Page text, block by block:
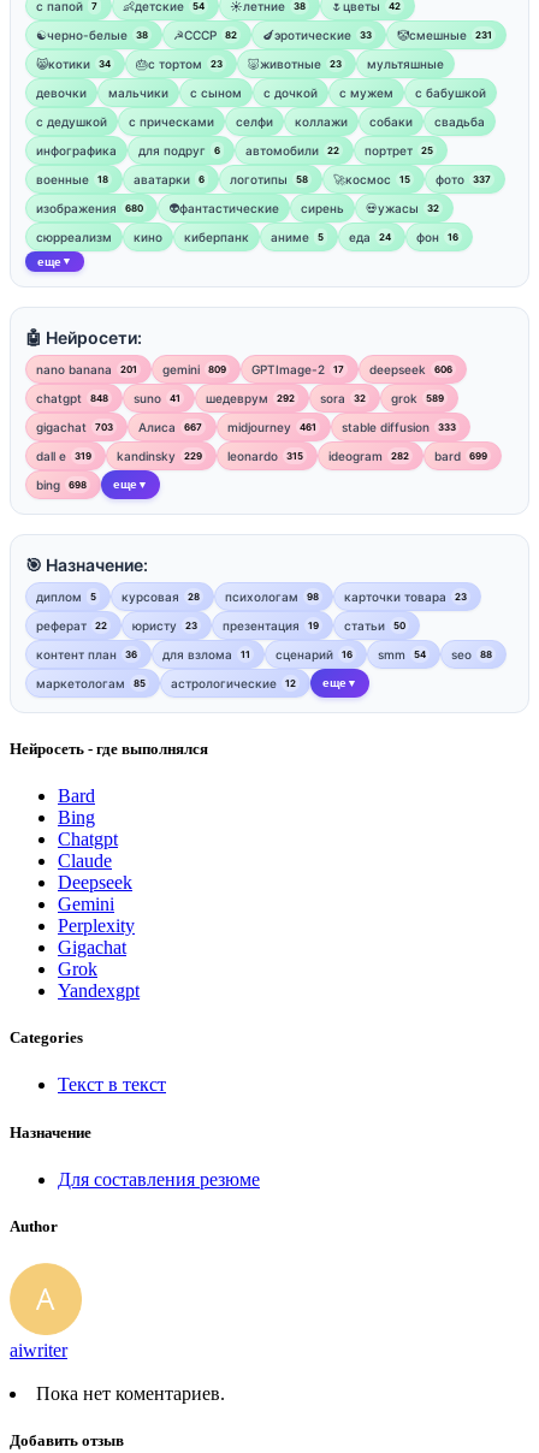
‍с папой 7 👶детские 54 ☀️летние 38 🌷цветы 42
☯︎черно-белые 38 ☭СССР 82 🍆эротические 33 🤡смешные 231
😸котики 34 🎂с тортом 23 🐷животные 23
мультяшные
девочки
мальчики с сыном с дочкой с мужем
с бабушкой
с дедушкой
с прическами селфи коллажи собаки
свадьба
инфографика
для подруг 6 автомобили 22 портрет 25
военные 18 аватарки 6 логотипы 58 🚀космос 15 фото 337
изображения 680 👽фантастические сирень 💀ужасы 32
сюрреализм кино киберпанк аниме 5 еда 24 фон 16
еще ▼
🤖 Нейросети:
nano banana 201 gemini 809 GPTImage-2 17 deepseek 606
chatgpt 848 suno 41 шедеврум 292 sora 32 grok 589
gigachat 703 Алиса 667 midjourney 461 stable diffusion 333
dall e 319 kandinsky 229 leonardo 315 ideogram 282 bard 699
bing 698 еще ▼
🎯 Назначение:
диплом 5 курсовая 28 психологам 98 карточки товара 23
реферат 22 юристу 23 презентация 19 статьи 50
контент план 36 для взлома 11 сценарий 16 smm 54 seo 88
маркетологам 85 астрологические 12 еще ▼
Нейросеть - где выполнялся
Bard
Bing
Chatgpt
Claude
Deepseek
Gemini
Perplexity
Gigachat
Grok
Yandexgpt
Categories
Текст в текст
Назначение
Для составления резюме
Author
aiwriter
Пока нет коментариев.
Добавить отзыв